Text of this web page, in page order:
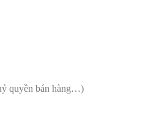
quyền bán hàng…)